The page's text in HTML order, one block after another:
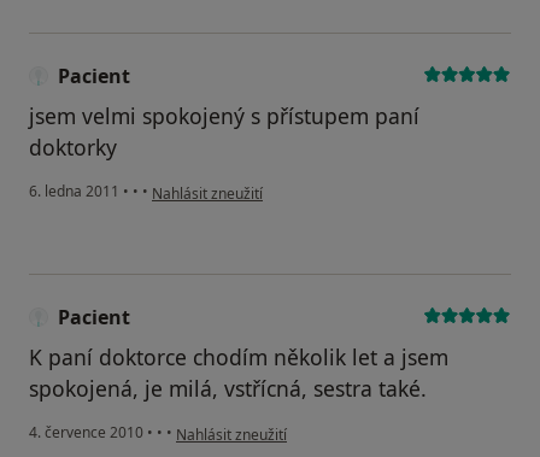
Pacient
jsem velmi spokojený s přístupem paní
doktorky
6. ledna 2011 • • • podle názoru uživatele Pacient
Nahlásit zneužití
Pacient
K paní doktorce chodím několik let a jsem
spokojená, je milá, vstřícná, sestra také.
4. července 2010 • • • podle názoru uživatele Pacient
Nahlásit zneužití